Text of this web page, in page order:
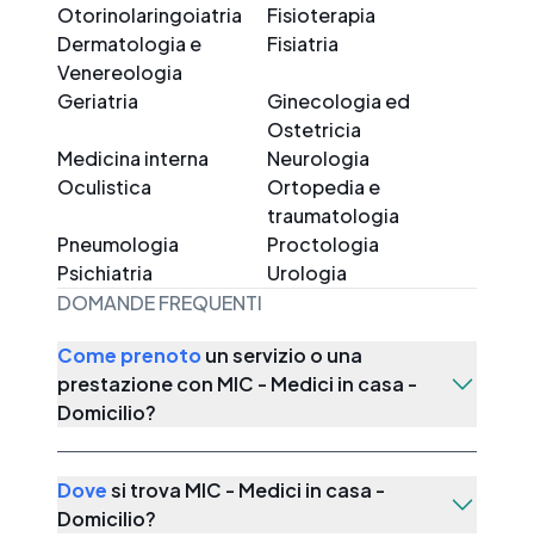
Otorinolaringoiatria
Fisioterapia
Dermatologia e
Venereologia
Fisiatria
Geriatria
Ginecologia ed
Ostetricia
Medicina interna
Neurologia
Oculistica
Ortopedia e
traumatologia
Pneumologia
Proctologia
Psichiatria
Urologia
DOMANDE FREQUENTI
Come prenotoun servizio o una
prestazione con MIC - Medici in casa -
Domicilio?
Dovesi trova MIC - Medici in casa -
Domicilio?